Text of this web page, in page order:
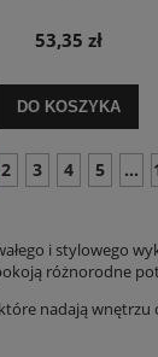
53,35 zł
DO KOSZYKA
2 3 4 5 ...
i stylowego
różnorodne
nadają wnętrzu